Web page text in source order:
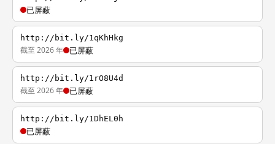
已屏蔽
http://bit.ly/1qKhHkg
截至 2026 年 已屏蔽
http://bit.ly/1rO8U4d
截至 2026 年 已屏蔽
http://bit.ly/1DhEL0h
已屏蔽